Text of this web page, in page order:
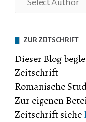
ZUR ZEITSCHRIFT
Dieser Blog
Zeitschrift
Romanische
Zur eigenen
Zeitschrift siehe